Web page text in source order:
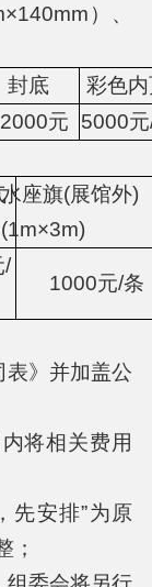
）、
封底
彩色
元
5000
水座旗(展馆外)
(1m×3m)
/
1000元/条
》并加盖公
将相关费用
先安排”为原
；